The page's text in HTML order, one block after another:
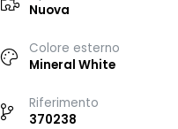
Nuova
Colore esterno
Mineral White
Riferimento
370238